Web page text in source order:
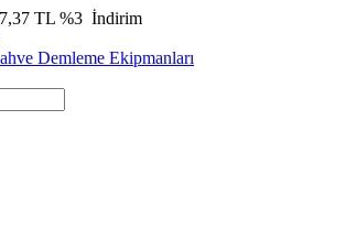
TL %3 İndirim
Demleme Ekipmanları